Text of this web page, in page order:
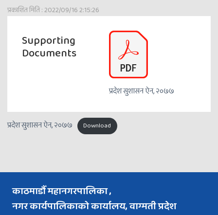
प्रकाशित मिति : 2022/09/16 2:15:26
Supporting
Documents
प्रदेश सुशासन ऐन, २०७७
प्रदेश सुशासन ऐन, २०७७ Download
काठमाडौँ महानगरपालिका ,
नगर कार्यपालिकाको कार्यालय, वाग्मती प्रदेश